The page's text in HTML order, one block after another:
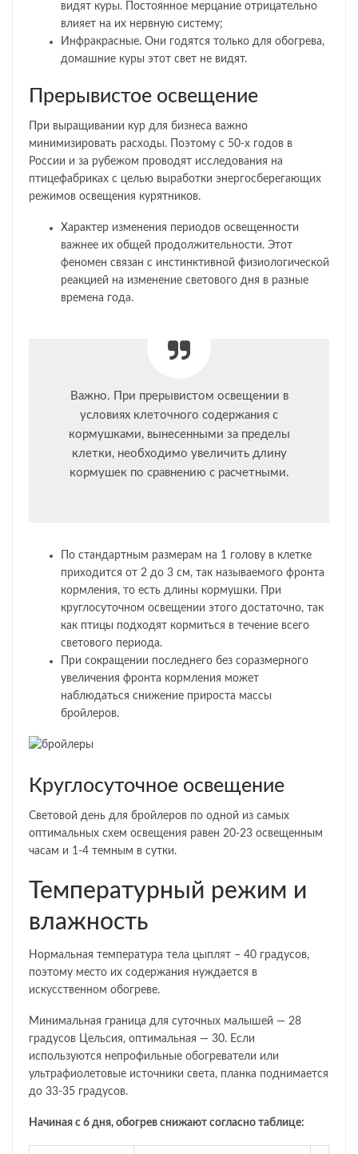
видят куры. Постоянное мерцание отрицательно
влияет на их нервную систему;
Инфракрасные. Они годятся только для обогрева,
домашние куры этот свет не видят.
Прерывистое освещение
При выращивании кур для бизнеса важно
минимизировать расходы. Поэтому с 50-х годов в
России и за рубежом проводят исследования на
птицефабриках с целью выработки энергосберегающих
режимов освещения курятников.
Характер изменения периодов освещенности
важнее их общей продолжительности. Этот
феномен связан с инстинктивной физиологической
реакцией на изменение светового дня в разные
времена года.
Важно. При прерывистом освещении в
условиях клеточного содержания с
кормушками, вынесенными за пределы
клетки, необходимо увеличить длину
кормушек по сравнению с расчетными.
По стандартным размерам на 1 голову в клетке
приходится от 2 до 3 см, так называемого фронта
кормления, то есть длины кормушки. При
круглосуточном освещении этого достаточно, так
как птицы подходят кормиться в течение всего
светового периода.
При сокращении последнего без соразмерного
увеличения фронта кормления может
наблюдаться снижение прироста массы
бройлеров.
Круглосуточное освещение
Световой день для бройлеров по одной из самых
оптимальных схем освещения равен 20-23 освещенным
часам и 1-4 темным в сутки.
Температурный режим и
влажность
Нормальная температура тела цыплят – 40 градусов,
поэтому место их содержания нуждается в
искусственном обогреве.
Минимальная граница для суточных малышей — 28
градусов Цельсия, оптимальная — 30. Если
используются непрофильные обогреватели или
ультрафиолетовые источники света, планка поднимается
до 33-35 градусов.
Начиная с 6 дня, обогрев снижают согласно таблице: